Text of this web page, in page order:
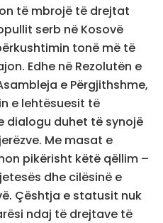
të mbrojë të drejtat
serb në Kosovë
tonë më të
Edhe në Rezolutën e
e Përgjithshme,
e lehtësuesit të
dialogu duhet të synojë
Me masat e
pikërisht këtë qëllim –
dhe cilësinë e
Çështja e statusit nuk
ndaj të drejtave të